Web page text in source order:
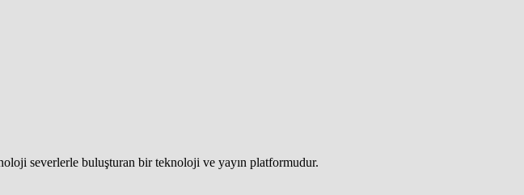
severlerle buluşturan bir teknoloji ve yayın platformudur.